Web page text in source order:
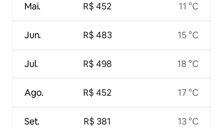
Mai.
Jun.
Jul.
Ago.
Set.
R$ 452
R$ 483
R$ 498
R$ 452
R$ 381
11 °C
15 °C
18 °C
17 °C
13 °C